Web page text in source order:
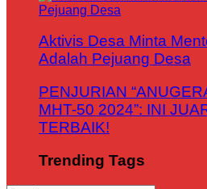
Aktivis Desa Minta
Adalah Pejuang Desa
PENJURIAN
MHT-50 2024”: INI
TERBAIK!
Trending Tags